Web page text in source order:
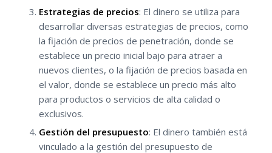
Estrategias de precios: El dinero se utiliza para
desarrollar diversas estrategias de precios, como
la fijación de precios de penetración, donde se
establece un precio inicial bajo para atraer a
nuevos clientes, o la fijación de precios basada en
el valor, donde se establece un precio más alto
para productos o servicios de alta calidad o
exclusivos.
Gestión del presupuesto: El dinero también está
vinculado a la gestión del presupuesto de